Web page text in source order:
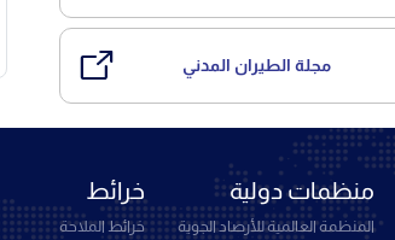
مجلة الطيران المدني
منظمات دولية
المنظمة العالمية للأرصاد الجوية
خرائط
خرائط الملاحة